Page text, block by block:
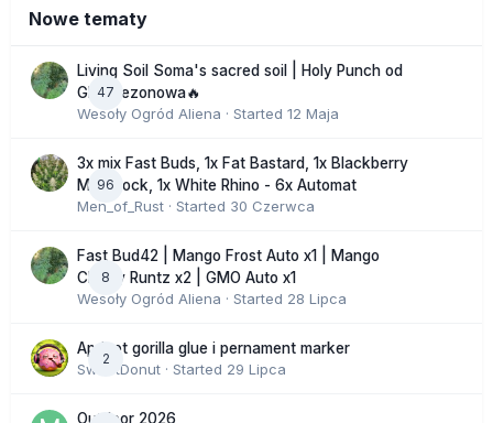
Nowe tematy
47
Living Soil Soma's sacred soil | Holy Punch od
GHS sezonowa🔥
Wesoły Ogród Aliena · Started 12 Maja
96
3x mix Fast Buds, 1x Fat Bastard, 1x Blackberry
Moonrock, 1x White Rhino - 6x Automat
Men_of_Rust · Started 30 Czerwca
8
Fast Bud42 | Mango Frost Auto x1 | Mango
Cherry Runtz x2 | GMO Auto x1
Wesoły Ogród Aliena · Started 28 Lipca
2
Apricot gorilla glue i pernament marker
SweetDonut · Started 29 Lipca
Outdoor 2026